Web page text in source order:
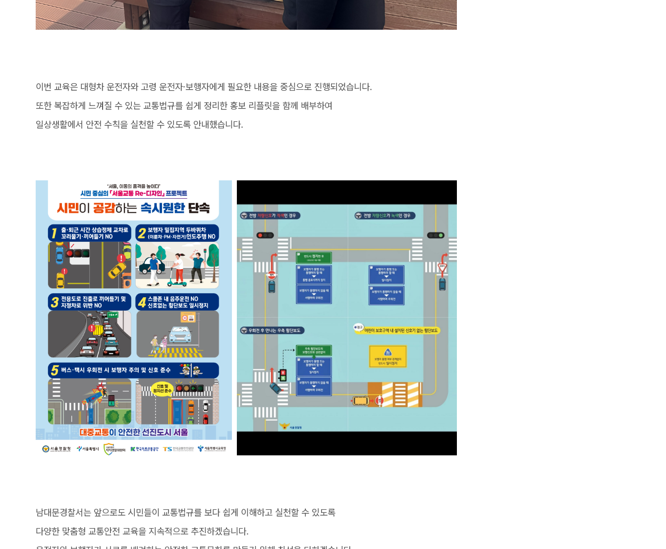
이번 교육은 대형차 운전자와 고령 운전자·보행자에게 필요한 내용을 중심으로 진행되었습니다.
또한 복잡하게 느껴질 수 있는 교통법규를 쉽게 정리한 홍보 리플릿을 함께 배부하여
일상생활에서 안전 수칙을 실천할 수 있도록 안내했습니다.
남대문경찰서는 앞으로도 시민들이 교통법규를 보다 쉽게 이해하고 실천할 수 있도록
다양한 맞춤형 교통안전 교육을 지속적으로 추진하겠습니다.